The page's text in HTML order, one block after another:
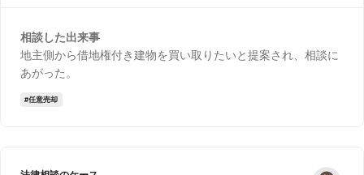
相談した出来事
地主側から借地権付き建物を買い取りたいと提案され、相談に
あがった。
任意売却